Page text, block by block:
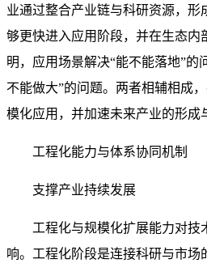
业通过整合产业链与科研资源，形
够更快进入应用阶段，并在生态内
明，应用场景解决“能不能落地”的
不能做大”的问题。两者相辅相成
模化应用，并加速未来产业的形成
工程化能力与体系协同机制
支撑产业持续发展
工程化与规模化扩展能力对技
响。工程化阶段是连接科研与市场